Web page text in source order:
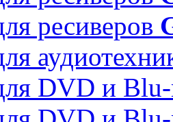
ресиверов
DVD и